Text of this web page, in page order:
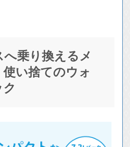
乗り換えるメ
使い捨てのウォ